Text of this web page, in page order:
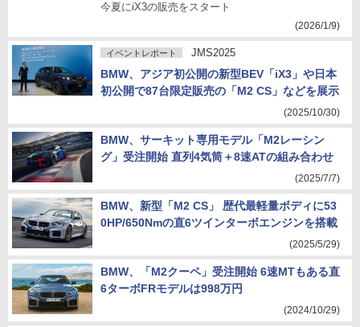
今夏にiX3の販売をスタート
(2026/1/9)
イベントレポート JMS2025
BMW、アジア初公開の新型BEV「iX3」や日本
初公開で87台限定販売の「M2 CS」などを展示
(2025/10/30)
BMW、サーキット専用モデル「M2レーシン
グ」受注開始 直列4気筒＋8速ATの組み合わせ
(2025/7/7)
BMW、新型「M2 CS」 歴代最軽量ボディに53
0HP/650Nmの直6ツインターボエンジンを搭載
(2025/5/29)
BMW、「M2クーペ」受注開始 6速MTもある直
6ターボFRモデルは998万円
(2024/10/29)